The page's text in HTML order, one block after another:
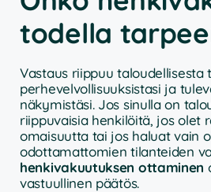
todella
Vastaus riippuu taloudellisesta
perhevelvollisuuksistasi ja
näkymistäsi. Jos sinulla on
riippuvaisia henkilöitä, jos olet
omaisuutta tai jos haluat vain
odottamattomien tilanteiden
henkivakuutuksen ottaminen
vastuullinen päätös.